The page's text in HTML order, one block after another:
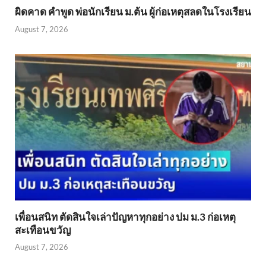
ผิดคาด คำพูด พ่อนักเรียน ม.ต้น ผู้ก่อเหตุสลดในโรงเรียน
August 7, 2026
เพื่อนสนิท ตัดสินใจเล่าปัญหาทุกอย่าง ปม ม.3 ก่อเหตุ
สะเทือนขวัญ
August 7, 2026